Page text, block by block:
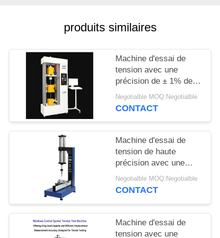
DU
PRIVACY
POLICY
produits similaires
Machine d'essai de
tension avec une
précision de ± 1% de la
force d'essai, une
largeur maximale de
pour une analyse
précise de la traction
Negotialble MOQ:Negotialble
CONTACT
Machine d'essai de
tension de haute
précision avec une
précision de ± 1% de la
force d'essai, une
mesure du
déplacement de 0,001
Negotialble MOQ:Negotialble
CONTACT
Machine d'essai de
tension avec une